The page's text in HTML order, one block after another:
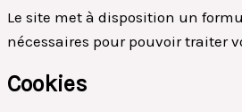
Le site met à disposition un
nécessaires pour pouvoir traiter
Cookies